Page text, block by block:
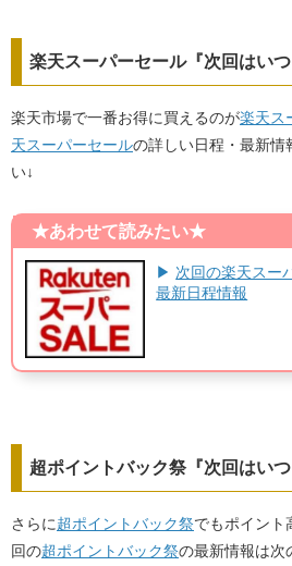
楽天スーパーセール『次回はい
楽天市場で一番お得に買えるのが楽天ス
天スーパーセールの詳しい日程・最新情
い↓
★あわせて読みたい★
▶ 次回の楽天スー
最新日程情報
超ポイントバック祭『次回はい
さらに超ポイントバック祭でもポイント
回の超ポイントバック祭の最新情報は次